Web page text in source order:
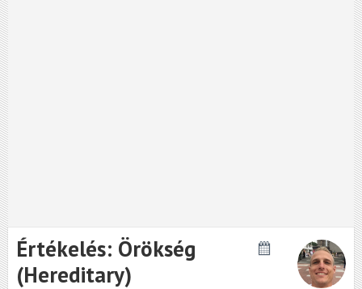
Értékelés: Örökség
(Hereditary)